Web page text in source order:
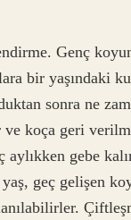
Genç
bir yaşındaki
sonra ne
ve koça geri
aylıkken gebe
geç gelişen